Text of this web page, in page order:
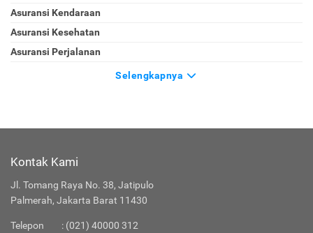
Asuransi Kendaraan
Asuransi Kesehatan
Asuransi Perjalanan
Selengkapnya
Kontak Kami
Jl. Tomang Raya No. 38, Jatipulo
Palmerah, Jakarta Barat 11430
Telepon : (021) 40000 312